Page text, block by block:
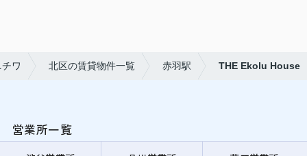
ワ 北区の賃貸物件一覧 赤羽駅 THE Ekolu House
営業所一覧